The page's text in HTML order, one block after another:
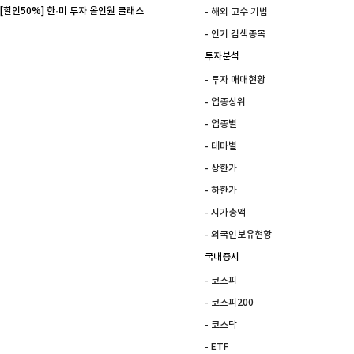
[할인50%] 한·미 투자 올인원 클래스
- 해외 고수 기법
- 인기 검색종목
투자분석
- 투자 매매현황
- 업종상위
- 업종별
- 테마별
- 상한가
- 하한가
- 시가총액
- 외국인보유현황
국내증시
- 코스피
- 코스피200
- 코스닥
- ETF